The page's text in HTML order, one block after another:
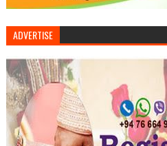
ADVERTISE